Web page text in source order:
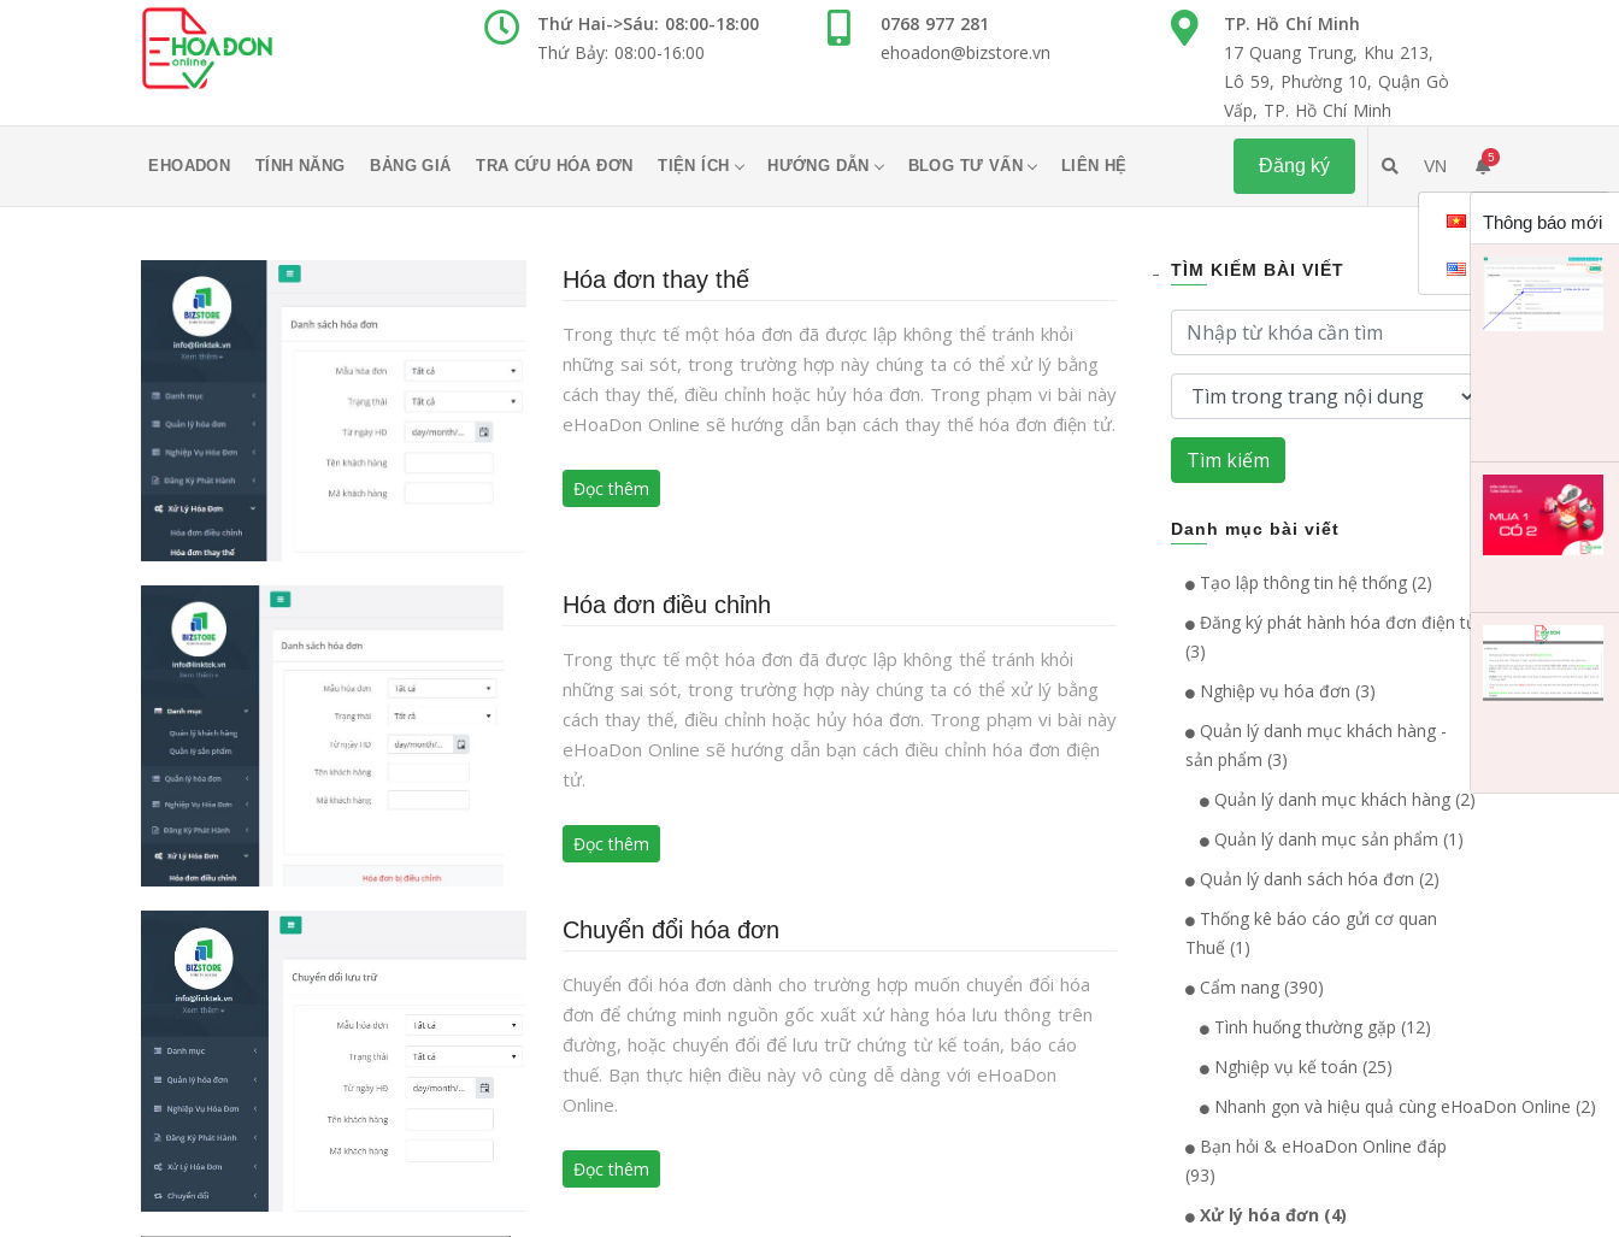
Thứ Hai->Sáu: 08:00-18:00
Thứ Bảy: 08:00-16:00
0768 977 281
ehoadon@bizstore.vn
TP. Hồ Chí Minh
17 Quang Trung, Khu 213,
Lô 59, Phường 10, Quận Gò
Vấp, TP. Hồ Chí Minh
EHOADON TÍNH NĂNG BẢNG GIÁ TRA CỨU HÓA ĐƠN TIỆN ÍCH HƯỚNG DẪN BLOG TƯ VẤN LIÊN HỆ Đăng ký VN
Tiếng việt
English
5
Thông báo mới
Hóa đơn thay thế
Trong thực tế một hóa đơn đã được lập không thể tránh khỏi
những sai sót, trong trường hợp này chúng ta có thể xử lý bằng
cách thay thế, điều chỉnh hoặc hủy hóa đơn. Trong phạm vi bài này
eHoaDon Online sẽ hướng dẫn bạn cách thay thế hóa đơn điện tử.
Đọc thêm
Hóa đơn điều chỉnh
Trong thực tế một hóa đơn đã được lập không thể tránh khỏi
những sai sót, trong trường hợp này chúng ta có thể xử lý bằng
cách thay thế, điều chỉnh hoặc hủy hóa đơn. Trong phạm vi bài này
eHoaDon Online sẽ hướng dẫn bạn cách điều chỉnh hóa đơn điện
tử.
Đọc thêm
Chuyển đổi hóa đơn
Chuyển đổi hóa đơn dành cho trường hợp muốn chuyển đổi hóa
đơn để chứng minh nguồn gốc xuất xứ hàng hóa lưu thông trên
đường, hoặc chuyển đổi để lưu trữ chứng từ kế toán, báo cáo
thuế. Bạn thực hiện điều này vô cùng dễ dàng với eHoaDon
Online.
Đọc thêm
TÌM KIẾM BÀI VIẾT
Tìm kiếm
Danh mục bài viết
Tạo lập thông tin hệ thống (2)
Đăng ký phát hành hóa đơn điện tử
(3)
Nghiệp vụ hóa đơn (3)
Quản lý danh mục khách hàng -
sản phẩm (3)
Quản lý danh mục khách hàng (2)
Quản lý danh mục sản phẩm (1)
Quản lý danh sách hóa đơn (2)
Thống kê báo cáo gửi cơ quan
Thuế (1)
Cẩm nang (390)
Tình huống thường gặp (12)
Nghiệp vụ kế toán (25)
Nhanh gọn và hiệu quả cùng eHoaDon Online (2)
Bạn hỏi & eHoaDon Online đáp
(93)
Xử lý hóa đơn (4)